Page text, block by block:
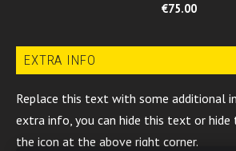
EXTRA INFO
Replace this text with some additional
extra info, you can hide this text or hide
the icon at the above right corner.
€75.00